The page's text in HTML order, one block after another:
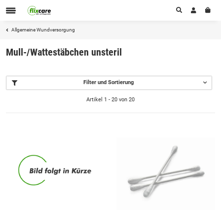
Allgemeine Wundversorgung
Mull-/Wattestäbchen unsteril
Filter und Sortierung
Artikel 1 - 20 von 20